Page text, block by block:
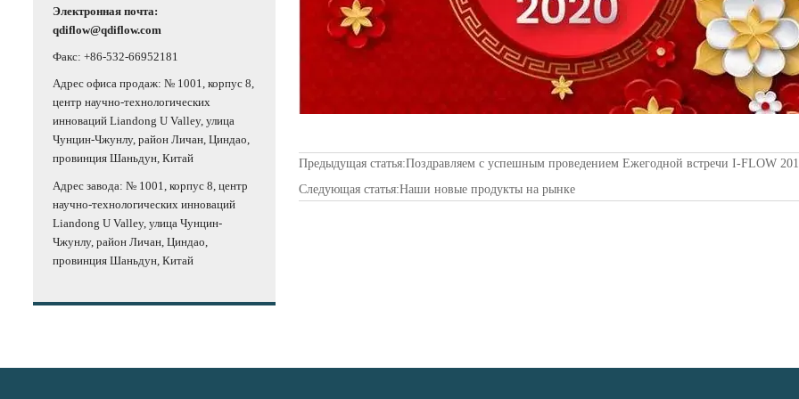
Электронная почта:
qdiflow@qdiflow.com
Факс: +86-532-66952181
Адрес офиса продаж: № 1001, корпус 8,
центр научно-технологических
инноваций Liandong U Valley, улица
Чунцин-Чжунлу, район Личан, Циндао,
провинция Шаньдун, Китай
Адрес завода: № 1001, корпус 8, центр
научно-технологических инноваций
Liandong U Valley, улица Чунцин-
Чжунлу, район Личан, Циндао,
провинция Шаньдун, Китай
Предыдущая статья:Поздравляем с успешным проведением Ежегодной встречи I-FLOW
Следующая статья:Наши новые продукты на рынке